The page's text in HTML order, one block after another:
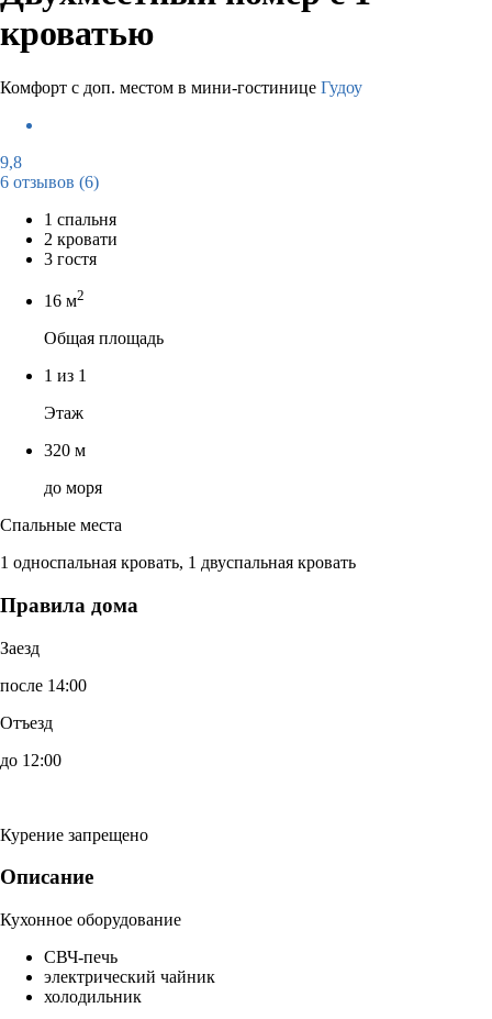
кроватью
Комфорт с доп. местом в мини-гостинице Гудоу
9,8
6 отзывов (6)
1 спальня
2 кровати
3 гостя
16 м2
Общая площадь
1 из 1
Этаж
320 м
до моря
Спальные места
1 односпальная кровать, 1 двуспальная кровать
Правила дома
Заезд
после 14:00
Отъезд
до 12:00
Курение запрещено
Описание
Кухонное оборудование
СВЧ-печь
электрический чайник
холодильник